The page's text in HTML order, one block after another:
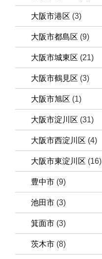
大阪市港区 (3)
大阪市都島区 (9)
大阪市城東区 (21)
大阪市鶴見区 (3)
大阪市旭区 (1)
大阪市淀川区 (31)
大阪市西淀川区 (4)
大阪市東淀川区 (16)
豊中市 (9)
池田市 (3)
箕面市 (3)
茨木市 (8)